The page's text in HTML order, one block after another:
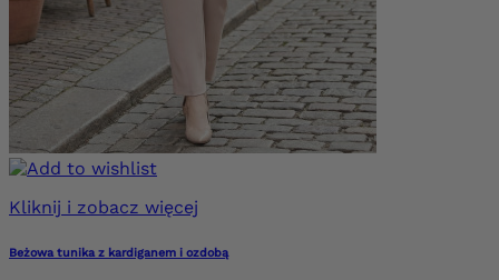
Kliknij i zobacz więcej
Beżowa tunika z kardiganem i ozdobą